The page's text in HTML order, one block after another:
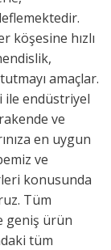
köşesine hızlı
amaçlar.
ile endüstriyel
ve
en uygun
ve
konusunda
Tüm
geniş ürün
tüm